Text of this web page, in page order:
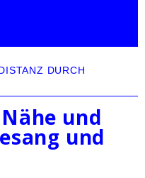
DURCH
und
und